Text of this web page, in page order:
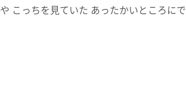
こっちを見ていた あったかいところにで